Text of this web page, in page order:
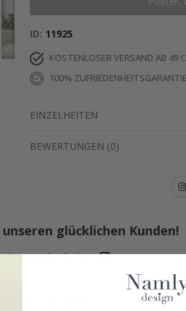
ID 11925
KOSTENLOSER VERSAND AB 49
100% ZUFRIEDENHEITSGARANTIE
EINZELHEITEN
BEWERTUNGEN (0)
glücklichen Kunden!
#namly_design
produkte